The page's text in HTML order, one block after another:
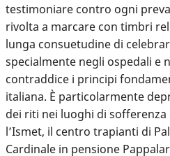
testimoniare contro ogni
rivolta a marcare con timbri
lunga consuetudine di
specialmente negli ospedali e
contraddice i principi
italiana. È particolarmente
dei riti nei luoghi di
l’Ismet, il centro trapianti di
Cardinale in pensione